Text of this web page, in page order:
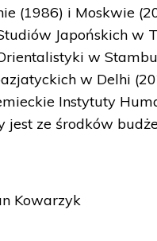
(1986) i Moskwie
Japońskich w
w
w Delhi
Instytuty
jest ze środków
Kowarzyk